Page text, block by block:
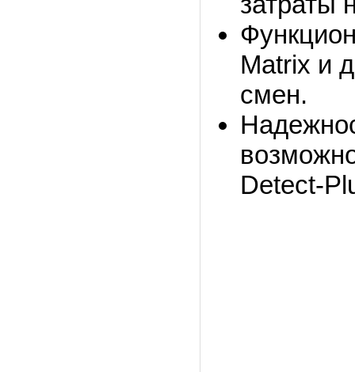
Matrix и
смен.
Detect-